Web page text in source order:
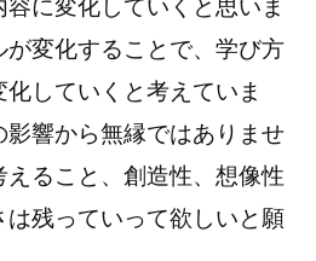
容に変化していくと思いま
変化することで、学び方
していくと考えていま
響から無縁ではありませ
えること、創造性、想像性
は残っていって欲しいと願